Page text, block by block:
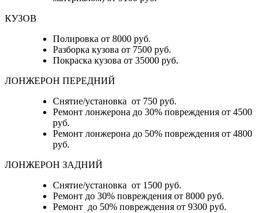
КУЗОВ
Полировка от 8000 руб.
Разборка кузова от 7500 руб.
Покраска кузова от 35000 руб.
ЛОНЖЕРОН ПЕРЕДНИЙ
Снятие/установка от 750 руб.
Ремонт лонжерона до 30% повреждения от 4500
руб.
Ремонт лонжерона до 50% повреждения от 4800
руб.
ЛОНЖЕРОН ЗАДНИЙ
Снятие/установка от 1500 руб.
Ремонт до 30% повреждения от 8000 руб.
Ремонт до 50% повреждения от 9300 руб.